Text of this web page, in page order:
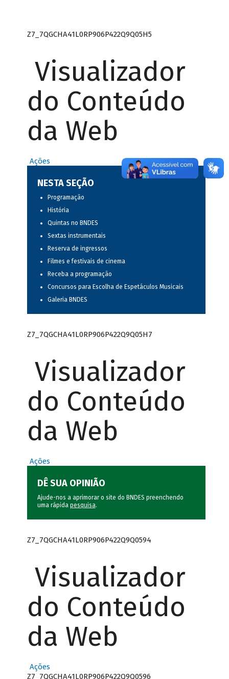
Z7_7QGCHA41L0RP906P422Q9Q05H5
Visualizador
do Conteúdo
da Web
Ações
NESTA SEÇÃO
Programação
História
Quintas no BNDES
Sextas instrumentais
Reserva de ingressos
Filmes e festivais de cinema
Receba a programação
Concursos para Escolha de Espetáculos Musicais
Galeria BNDES
Z7_7QGCHA41L0RP906P422Q9Q05H7
Visualizador
do Conteúdo
da Web
Ações
DÊ SUA OPINIÃO
Ajude-nos a aprimorar o site do BNDES preenchendo
uma rápida pesquisa.
Z7_7QGCHA41L0RP906P422Q9Q0594
Visualizador
do Conteúdo
da Web
Ações
Z7_7QGCHA41L0RP906P422Q9Q0596